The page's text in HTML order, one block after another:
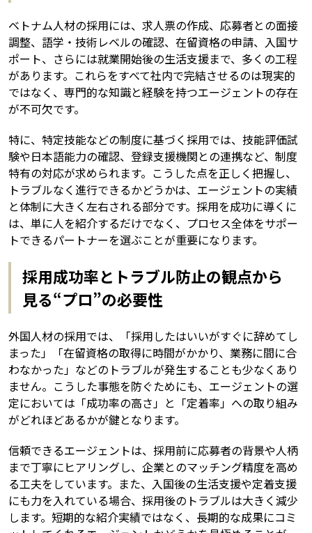
ベトナム人材の採用には、求人票の作成、応募者との面接
調整、語学・技術レベルの確認、在留資格の申請、入国サ
ポート、さらには就業開始後の生活支援まで、多くの工程
があります。これらをすべて社内で完結させるのは現実的
ではなく、専門的な知識と経験を持つエージェントの存在
が不可欠です。
特に、特定技能などの制度に基づく採用では、技能評価試
験や日本語能力の確認、登録支援機関との連携など、制度
特有の対応が求められます。こうした点を正しく把握し、
トラブルなく進行できるかどうかは、エージェントの実績
と体制に大きく左右される部分です。採用を成功に導くに
は、単に人を紹介するだけでなく、プロセス全体をサポー
トできるパートナーを選ぶことが重要になります。
採用成功率とトラブル防止の観点から
見る“プロ”の必要性
外国人材の採用では、「採用したはいいがすぐに辞めてし
まった」「在留資格の取得に時間がかかり、業務に間に合
わなかった」などのトラブルが発生することも少なくあり
ません。こうした事態を防ぐためにも、エージェントの選
定においては「成功率の高さ」と「定着率」への取り組み
がどれほどあるかが鍵となります。
信頼できるエージェントは、採用前に応募者の背景や人柄
まで丁寧にヒアリングし、企業とのマッチング精度を高め
る工夫をしています。また、入国後の生活支援や定着支援
にも力を入れている場合、採用後のトラブルは大きく減少
します。短期的な紹介実績ではなく、長期的な成果にコミ